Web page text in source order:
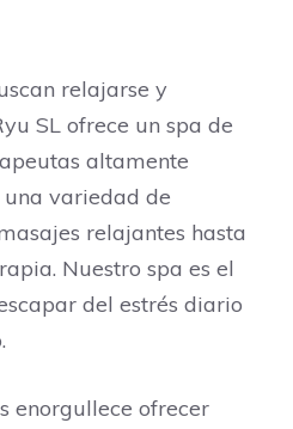
relajarse y
SL ofrece un spa de
altamente
variedad de
relajantes hasta
Nuestro spa es el
del estrés diario
enorgullece ofrecer